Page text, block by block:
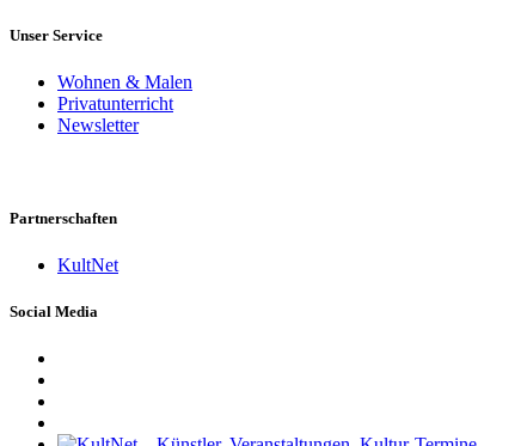
Unser Service
Wohnen & Malen
Privatunterricht
Newsletter
Partnerschaften
KultNet
Social Media